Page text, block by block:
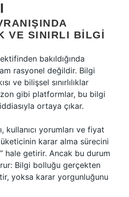
VE SINIRLI BILGI
bakıldığında
rasyonel değildir. Bilgi
ve bilişsel sınırlılıklar
gibi platformlar, bu bilgi
ortaya çıkar.
kullanıcı yorumları ve fiyat
karar alma sürecini
hale getirir. Ancak bu durum
Bilgi bolluğu gerçekten
yoksa karar yorgunluğunu